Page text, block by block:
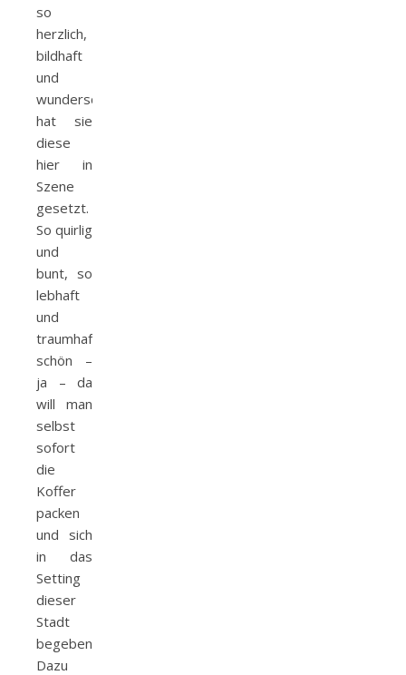
so
herzlich,
bildhaft
und
wunderschön
hat sie
diese
hier in
Szene
gesetzt.
So quirlig
und
bunt, so
lebhaft
und
traumhaft
schön –
ja – da
will man
selbst
sofort
die
Koffer
packen
und sich
in das
Setting
dieser
Stadt
begeben.
Dazu